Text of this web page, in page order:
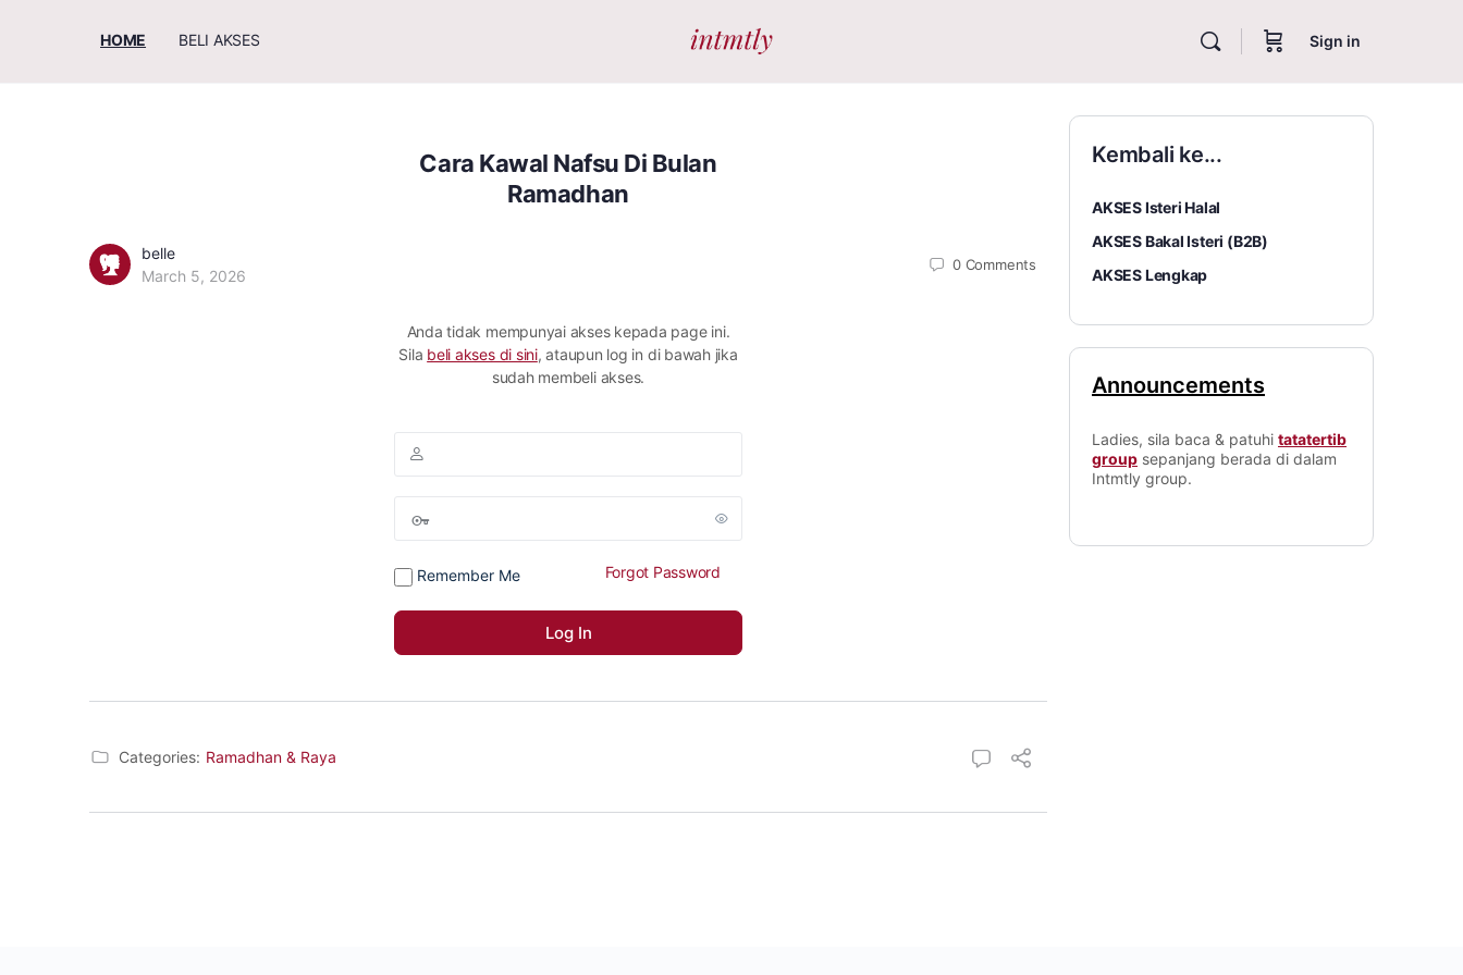
HOME BELI AKSES Sign in
Cara Kawal Nafsu Di Bulan
Ramadhan
belle
March 5, 2026
0 Comments
Anda tidak mempunyai akses kepada page ini.
Sila beli akses di sini, ataupun log in di bawah jika
sudah membeli akses.
Remember Me Forgot Password
Categories: Ramadhan & Raya
Kembali ke...
AKSES Isteri Halal
AKSES Bakal Isteri (B2B)
AKSES Lengkap
Announcements
Ladies, sila baca & patuhi tatatertib
group sepanjang berada di dalam
Intmtly group.